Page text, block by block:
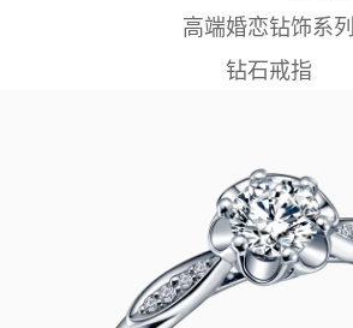
高端婚恋钻饰系列
钻石戒指